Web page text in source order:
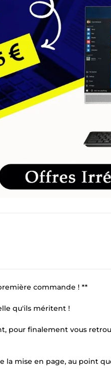
commande ! **
qu'ils méritent !
pour finalement vous
la mise en page, au point